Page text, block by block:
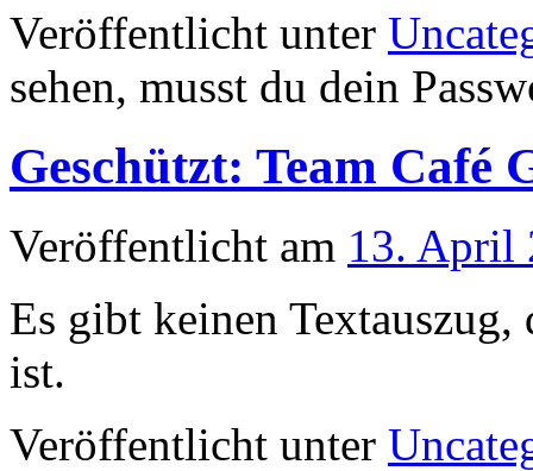
Veröffentlicht unter
sehen, musst du dein
Geschützt: Team Café
Veröffentlicht am 13. April
Es gibt keinen
ist.
Veröffentlicht unter